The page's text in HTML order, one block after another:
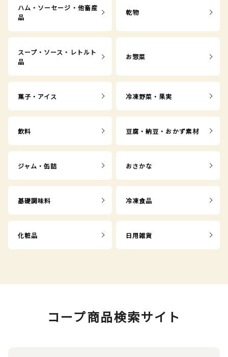
ハム・ソーセージ・他畜産
品
乾物
スープ・ソース・レトルト
品
お惣菜
菓子・アイス 冷凍野菜・果実
飲料 豆腐・納豆・おかず素材
ジャム・缶詰 おさかな
基礎調味料 冷凍食品
化粧品 日用雑貨
コープ商品検索サイト